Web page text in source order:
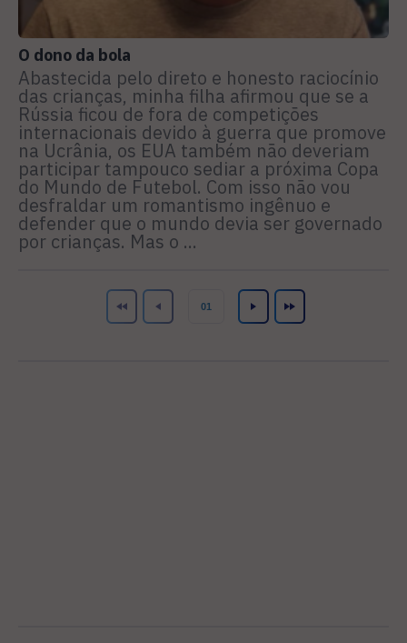
O dono da bola
Abastecida pelo direto e honesto raciocínio
das crianças, minha filha afirmou que se a
Rússia ficou de fora de competições
internacionais devido à guerra que promove
na Ucrânia, os EUA também não deveriam
participar tampouco sediar a próxima Copa
do Mundo de Futebol. Com isso não vou
desfraldar um romantismo ingênuo e
defender que o mundo devia ser governado
por crianças. Mas o ...